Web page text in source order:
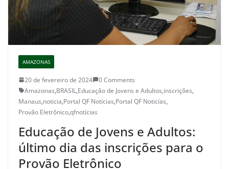
AMAZONAS
20 de fevereiro de 2024
0 Comments
Amazonas,BRASIL,Educação de Jovens e Adultos,inscrições,
Manaus,noticia,Portal QF Notícias,Portal QF Noticías,
Provão Eletrônico,qfnotícias
Educação de Jovens e Adultos:
último dia das inscrições para o
Provão Eletrônico